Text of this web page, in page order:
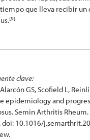
que lleva recibir un
[9]
clave:
GS, Scofield L,
epidemiology and
Semin Arthritis
doi: 10.1016/